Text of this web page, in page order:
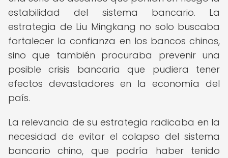
estabilidad del sistema bancario. La
estrategia de Liu Mingkang no solo buscaba
fortalecer la confianza en los bancos chinos,
sino que también procuraba prevenir una
posible crisis bancaria que pudiera tener
efectos devastadores en la economía del
país.
La relevancia de su estrategia radicaba en la
necesidad de evitar el colapso del sistema
bancario chino, que podría haber tenido